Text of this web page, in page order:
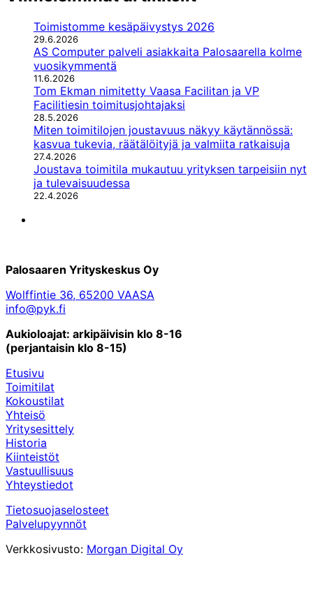
Toimistomme kesäpäivystys 2026
29.6.2026
AS Computer palveli asiakkaita Palosaarella kolme
vuosikymmentä
11.6.2026
Tom Ekman nimitetty Vaasa Facilitan ja VP
Facilitiesin toimitusjohtajaksi
28.5.2026
Miten toimitilojen joustavuus näkyy käytännössä:
kasvua tukevia, räätälöityjä ja valmiita ratkaisuja
27.4.2026
Joustava toimitila mukautuu yrityksen tarpeisiin nyt
ja tulevaisuudessa
22.4.2026
Palosaaren Yrityskeskus Oy
Wolffintie 36, 65200 VAASA
info@pyk.fi
Aukioloajat: arkipäivisin klo 8-16
(perjantaisin klo 8-15)
Etusivu
Toimitilat
Kokoustilat
Yhteisö
Yritysesittely
Historia
Kiinteistöt
Vastuullisuus
Yhteystiedot
Tietosuojaselosteet
Palvelupyynnöt
Verkkosivusto: Morgan Digital Oy